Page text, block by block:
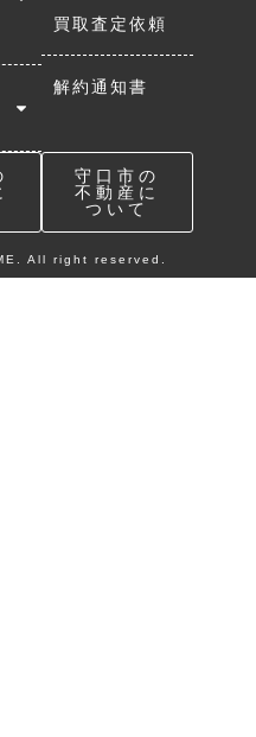
買取査定依頼
解約通知書
守口市の
不動産に
ついて
All right reserved.